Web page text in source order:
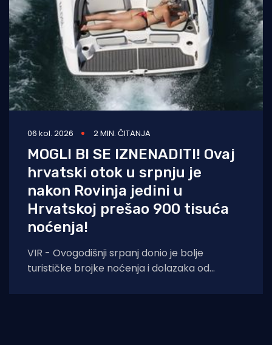
06 kol. 2026 2 MIN. ČITANJA
MOGLI BI SE IZNENADITI! Ovaj
hrvatski otok u srpnju je
nakon Rovinja jedini u
Hrvatskoj prešao 900 tisuća
noćenja!
VIR - Ovogodišnji srpanj donio je bolje
turističke brojke noćenja i dolazaka od